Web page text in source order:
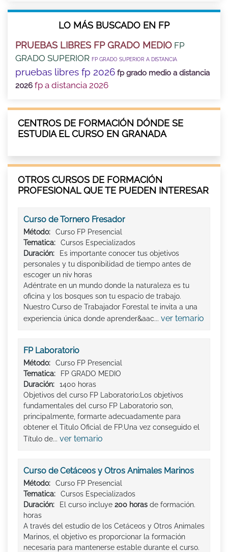
LO MÁS BUSCADO EN FP
PRUEBAS LIBRES FP GRADO MEDIO FP
GRADO SUPERIOR FP GRADO SUPERIOR A DISTANCIA
pruebas libres fp 2026 fp grado medio a distancia
2026 fp a distancia 2026
CENTROS DE FORMACIÓN DÓNDE SE
ESTUDIA EL CURSO EN GRANADA
OTROS CURSOS DE FORMACIÓN
PROFESIONAL QUE TE PUEDEN INTERESAR
Curso de Tornero Fresador
Método:
Curso FP Presencial
Tematica:
Cursos Especializados
Duración:
Es importante conocer tus objetivos
personales y tu disponibilidad de tiempo antes de
escoger un niv horas
Adéntrate en un mundo donde la naturaleza es tu
oficina y los bosques son tu espacio de trabajo.
Nuestro Curso de Trabajador Forestal te invita a una
experiencia única donde aprender&aac... ver temario
FP Laboratorio
Método:
Curso FP Presencial
Tematica:
FP GRADO MEDIO
Duración:
1400 horas
Objetivos del curso FP Laboratorio:Los objetivos
fundamentales del curso FP Laboratorio son,
principalmente, formarte adecuadamente para
obtener el Titulo Oficial de FP.Una vez conseguido el
Título de... ver temario
Curso de Cetáceos y Otros Animales Marinos
Método:
Curso FP Presencial
Tematica:
Cursos Especializados
Duración:
El curso incluye 200 horas de formación.
horas
A través del estudio de los Cetáceos y Otros Animales
Marinos, el objetivo es proporcionar la formación
necesaria para mantenerse estable durante el curso.